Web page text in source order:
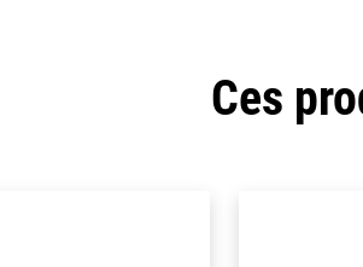
Ces